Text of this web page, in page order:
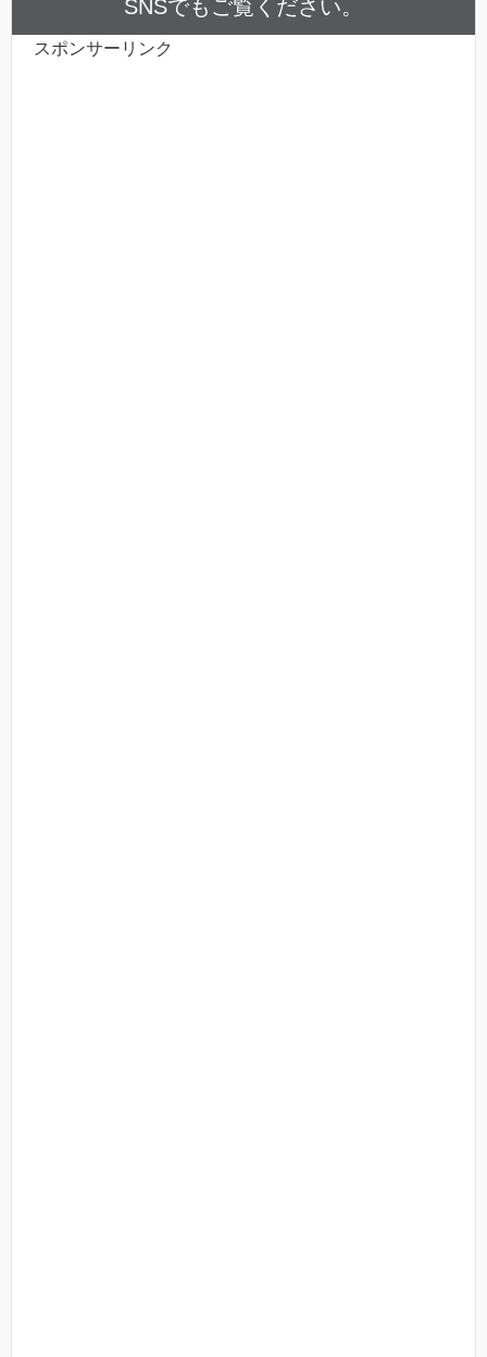
SNSでもご覧ください。
スポンサーリンク